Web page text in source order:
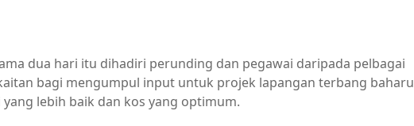
dua hari itu dihadiri perunding dan pegawai daripada pelbagai
bagi mengumpul input untuk projek lapangan terbang baharu
lebih baik dan kos yang optimum.